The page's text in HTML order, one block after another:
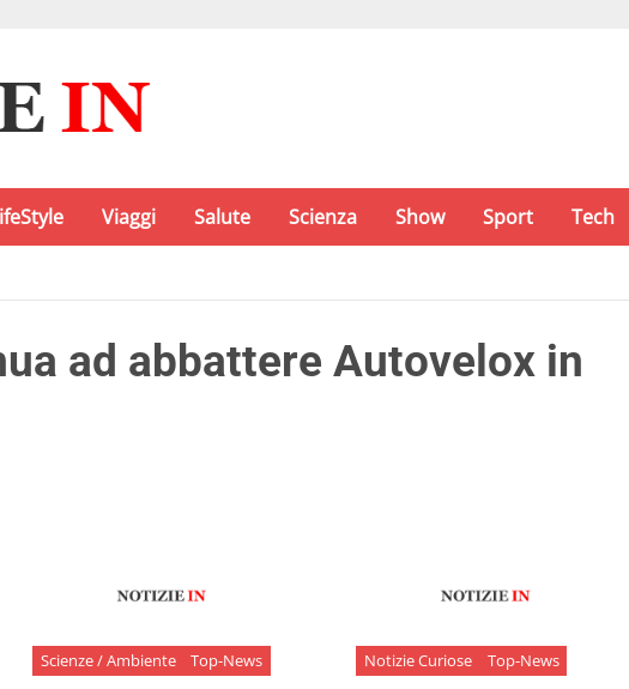
Viaggi Salute Scienza Show Sport Tech
ad abbattere Autovelox in
Scienze / Ambiente Top-News Notizie Curiose Top-News